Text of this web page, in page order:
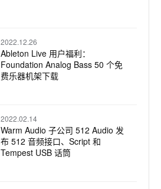
2022.12.26
Ableton Live 用户福利：
Foundation Analog Bass 50 个免
费乐器机架下载
2022.02.14
Warm Audio 子公司 512 Audio 发
布 512 音频接口、Script 和
Tempest USB 话筒